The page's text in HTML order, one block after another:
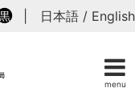
menu
黒 日本語 / English